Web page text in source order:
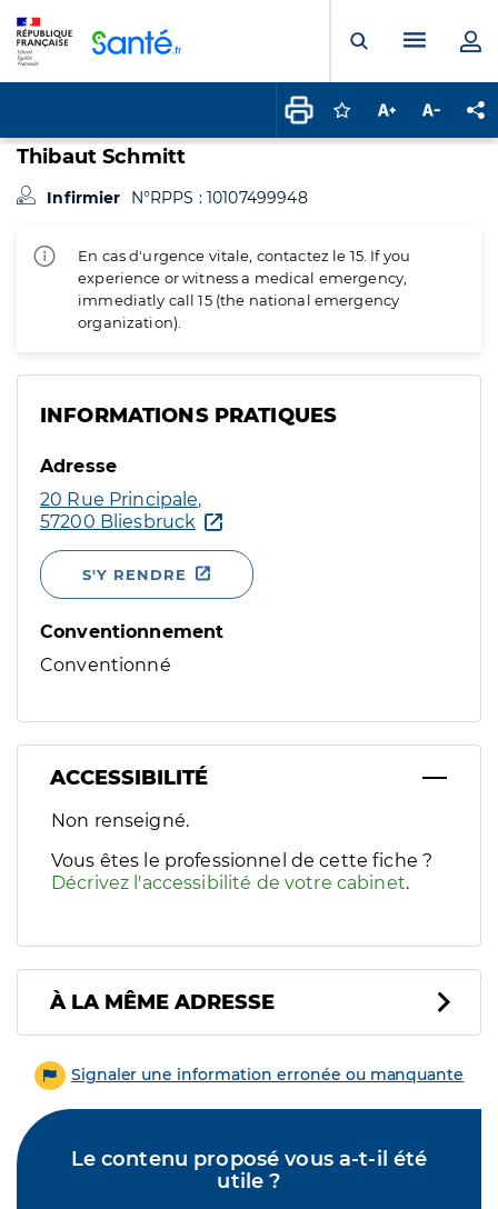
Ouvrir laMenu
Connectez-vous
Augmenter la
Thibaut Schmitt
Infirmier N°RPPS : 10107499948
En cas d'urgence vitale, contactez le 15. If you
experience or witness a medical emergency,
immediatly call 15 (the national emergency
organization).
INFORMATIONS PRATIQUES
Adresse
20 Rue Principale,
57200 Bliesbruck
S'Y RENDRE
Conventionnement
Conventionné
ACCESSIBILITÉ
Filtres
Sélectionnez un ou plusieurs handicaps/besoins
Non renseigné.
Vous êtes le professionnel de cette fiche ?
Décrivez l'accessibilité de votre cabinet.
À LA MÊME ADRESSE
Signaler une information erronée ou manquante
Le contenu proposé vous a-t-il été
utile ?